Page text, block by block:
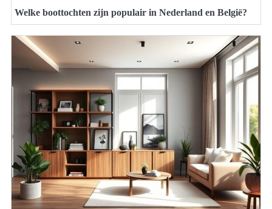
Welke boottochten zijn populair in Nederland en België?